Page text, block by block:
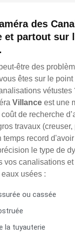
des
et partout sur
être des
êtes sur le
vétustes
Villance est une
de recherche
travaux
temps record
le type de
vos canalisations
usées :
ou cassée
la tuyauterie